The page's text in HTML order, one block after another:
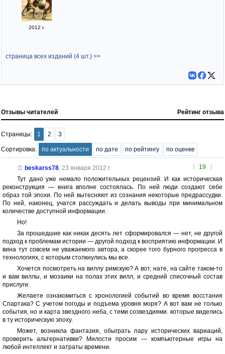
2012 г.
страница всех изданий (4 шт.) >>
Отзывы читателей Рейтинг отзыва
Страницы: 1 2 3
Сортировка: по актуальности по дате по рейтингу по оценке
[ 19 ]
beskarss78, 23 января 2012 г.
Тут дано уже немало положительных рецензий. И как историческая
реконструкция — книга вполне состоялась. По ней люди создают себе
образ той эпохи. По ней вытесняют из сознания некоторые предрассудки.
По ней, наконец, учатся рассуждать и делать выводы при минимальном
количестве доступной информации.
Но!
За прошедшие как никак десять лет сформировался — нет, не другой
подход к проблемам истории — другой подход к восприятию информации. И
вина тут совсем не уважаемого автора, а скорее того бурного прогресса в
технологиях, с которым столкнулись мы все.
Хочется посмотреть на виллу римскую? А вот, нате, на сайте таком-то
и вам виллы, и мозаики на полах этих вилл, и средний списочный состав
прислуги.
Желаете ознакомиться с хронологией событий во время восстания
Спартака? С учетом погоды и подъема уровня моря? А вот вам не только
события, но и карта звездного неба, с теми созвездиями. которые виделись
в ту историческую эпоху.
Может, возникла фантазия, обыграть пару исторических вариаций,
проверить альтернативки? Милости просим — компьютерные игры на
любой интеллект и затраты времени.